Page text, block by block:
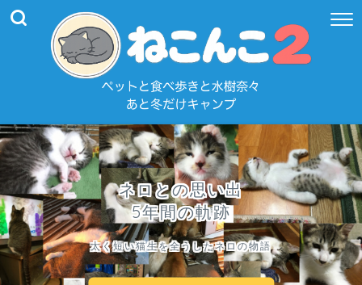
ネロとの思い出
5年間の軌跡
太く短い猫生を全うしたネロの物語